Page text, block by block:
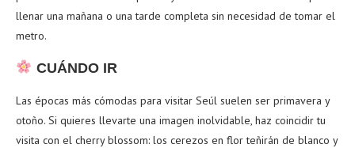
llenar una mañana o una tarde completa sin necesidad de tomar el
metro.
CUÁNDO IR
Las épocas más cómodas para visitar Seúl suelen ser primavera y
otoño. Si quieres llevarte una imagen inolvidable, haz coincidir tu
visita con el cherry blossom: los cerezos en flor teñirán de blanco y